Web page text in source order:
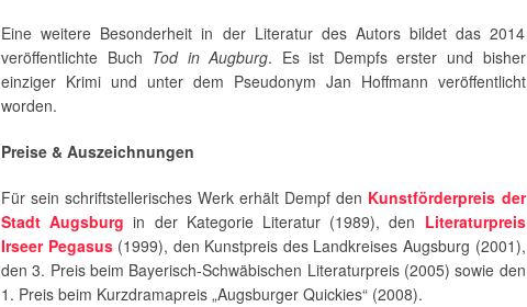
Eine weitere Besonderheit in der Literatur des Autors bildet das 2014
veröffentlichte Buch Tod in Augburg. Es ist Dempfs erster und bisher
einziger Krimi und unter dem Pseudonym Jan Hoffmann veröffentlicht
worden.
Preise & Auszeichnungen
Für sein schriftstellerisches Werk erhält Dempf den Kunstförderpreis der
Stadt Augsburg in der Kategorie Literatur (1989), den Literaturpreis
Irseer Pegasus(1999), den Kunstpreis des Landkreises Augsburg (2001),
den 3. Preis beim Bayerisch-Schwäbischen Literaturpreis (2005) sowie den
1. Preis beim Kurzdramapreis „Augsburger Quickies“ (2008).